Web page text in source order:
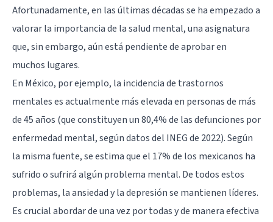
Afortunadamente, en las últimas décadas se ha empezado a
valorar la importancia de la salud mental, una asignatura
que, sin embargo, aún está pendiente de aprobar en
muchos lugares.
En México, por ejemplo, la incidencia de trastornos
mentales es actualmente más elevada en personas de más
de 45 años (que constituyen un 80,4% de las defunciones por
enfermedad mental, según datos del INEG de 2022). Según
la misma fuente, se estima que el 17% de los mexicanos ha
sufrido o sufrirá algún problema mental. De todos estos
problemas, la ansiedad y la depresión se mantienen líderes.
Es crucial abordar de una vez por todas y de manera efectiva